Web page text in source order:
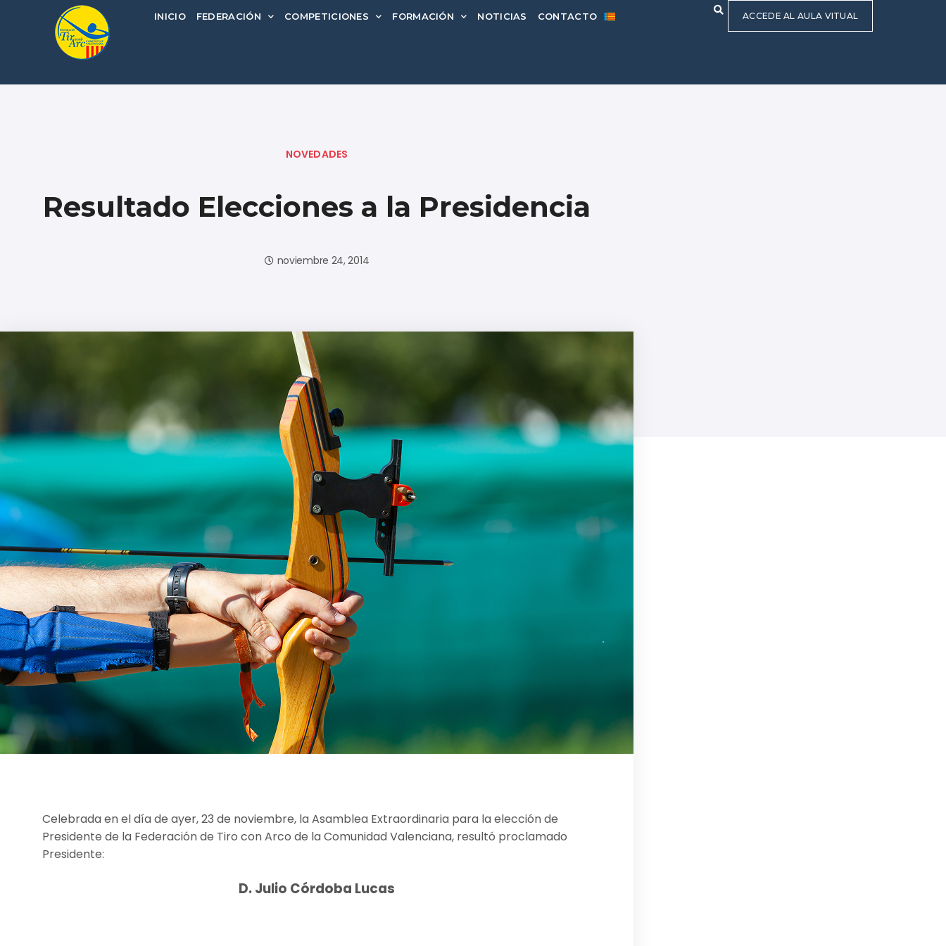
INICIO FEDERACIÓN COMPETICIONES FORMACIÓN NOTICIAS CONTACTO ACCEDE AL AULA VITUAL
NOVEDADES
Resultado Elecciones a la Presidencia
noviembre 24, 2014
Celebrada en el día de ayer, 23 de noviembre, la Asamblea Extraordinaria para la elección de
Presidente de la Federación de Tiro con Arco de la Comunidad Valenciana, resultó proclamado
Presidente:
D. Julio Córdoba Lucas